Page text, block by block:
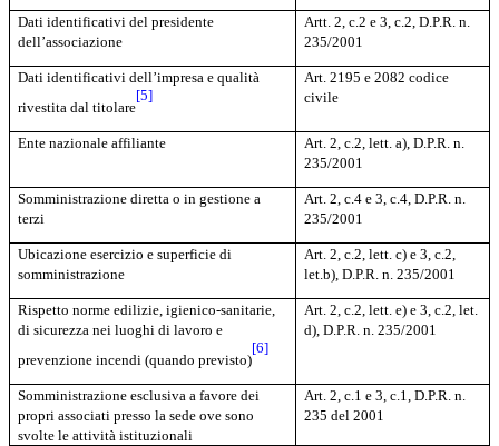
Dati identificativi del presidente
dell’associazione
Artt. 2, c.2 e 3, c.2, D.P.R. n.
235/2001
Dati identificativi dell’impresa e qualità
rivestita dal titolare
[5]
Art. 2195 e 2082 codice
civile
Ente nazionale affiliante
Art. 2, c.2, lett. a), D.P.R. n.
235/2001
Somministrazione diretta o in gestione a
terzi
Art. 2, c.4 e 3, c.4, D.P.R. n.
235/2001
Ubicazione esercizio e superficie di
somministrazione
Art. 2, c.2, lett. c) e 3, c.2,
let.b), D.P.R. n. 235/2001
Rispetto norme edilizie, igienico-sanitarie,
di sicurezza nei luoghi di lavoro e
prevenzione incendi (quando previsto)
[6]
Art. 2, c.2, lett. e) e 3, c.2, let.
d), D.P.R. n. 235/2001
Somministrazione esclusiva a favore dei
propri associati presso la sede ove sono
svolte le attività istituzionali
Art. 2, c.1 e 3, c.1, D.P.R. n.
235 del 2001